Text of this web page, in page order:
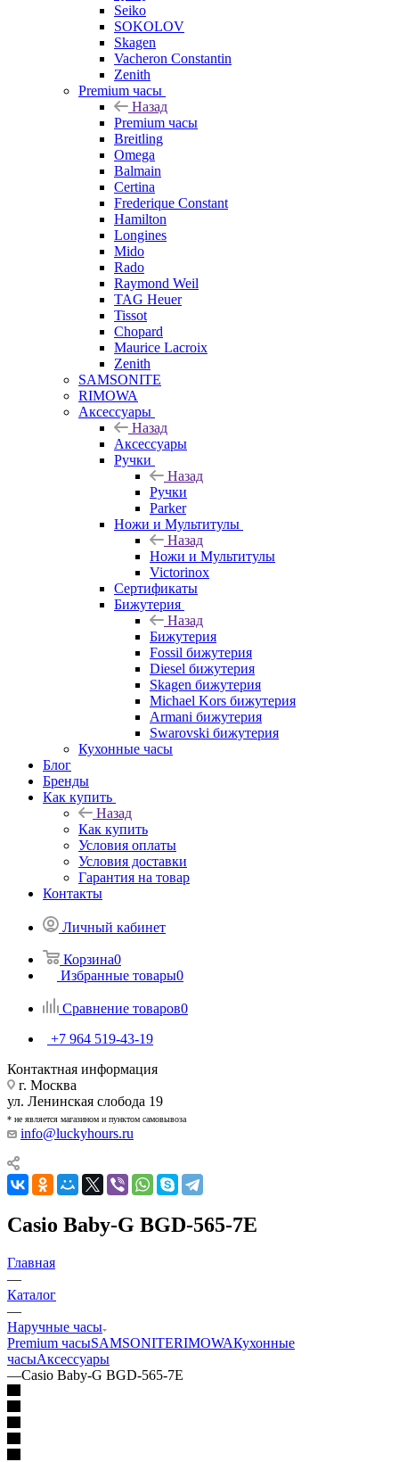
Seiko
SOKOLOV
Skagen
Vacheron Constantin
Zenith
Premium часы
Назад
Premium часы
Breitling
Omega
Balmain
Certina
Frederique Constant
Hamilton
Longines
Mido
Rado
Raymond Weil
TAG Heuer
Tissot
Chopard
Maurice Lacroix
Zenith
SAMSONITE
RIMOWA
Аксессуары
Назад
Аксессуары
Ручки
Назад
Ручки
Parker
Ножи и Мультитулы
Назад
Ножи и Мультитулы
Victorinox
Сертификаты
Бижутерия
Назад
Бижутерия
Fossil бижутерия
Diesel бижутерия
Skagen бижутерия
Michael Kors бижутерия
Armani бижутерия
Swarovski бижутерия
Кухонные часы
Блог
Бренды
Как купить
Назад
Как купить
Условия оплаты
Условия доставки
Гарантия на товар
Контакты
Личный кабинет
Корзина0
Избранные товары0
Сравнение товаров0
+7 964 519-43-19
Контактная информация
г. Москва
ул. Ленинская слобода 19
* не является магазином и пунктом самовывоза
info@luckyhours.ru
Casio Baby-G BGD-565-7E
Главная
—
Каталог
—
Наручные часы
Premium часыSAMSONITERIMOWAКухонные
часыАксессуары
—Casio Baby-G BGD-565-7E